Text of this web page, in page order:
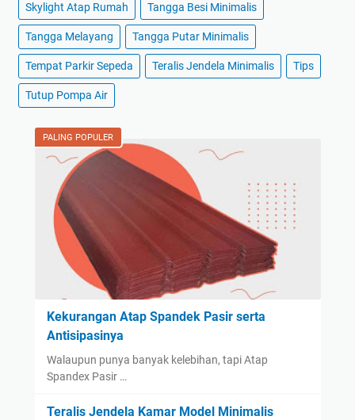
Skylight Atap Rumah Tangga Besi Minimalis
Tangga Melayang Tangga Putar Minimalis
Tempat Parkir Sepeda Teralis Jendela Minimalis Tips
Tutup Pompa Air
PALING POPULER
Kekurangan Atap Spandek Pasir serta
Antisipasinya
Walaupun punya banyak kelebihan, tapi Atap
Spandex Pasir …
Teralis Jendela Kamar Model Minimalis